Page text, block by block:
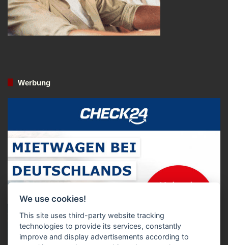
We use cookies!
This site uses third-party website tracking
technologies to provide its services, constantly
improve and display advertisements according to
Werbung